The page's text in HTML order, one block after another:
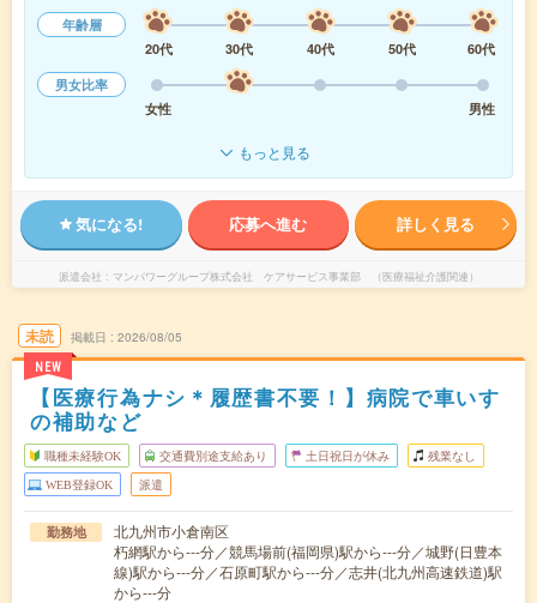
年齢層
20代
30代 40代 50代
60代
男女比率
女性
男性
もっと見る
気になる! 応募へ進む 詳しく見る
派遣会社 マンパワーグループ株式会社 ケアサービス事業部 （医療福祉介護関連）
未読
NEW
掲載日 2026/08/05
【医療行為ナシ＊履歴書不要！】病院で車いす
の補助など
職種未経験OK 交通費別途支給あり 土日祝日が休み 残業なし
WEB登録OK 派遣
勤務地
北九州市小倉南区
朽網駅から---分／競馬場前(福岡県)駅から---分／城野(日豊本
線)駅から---分／石原町駅から---分／志井(北九州高速鉄道)駅
から---分